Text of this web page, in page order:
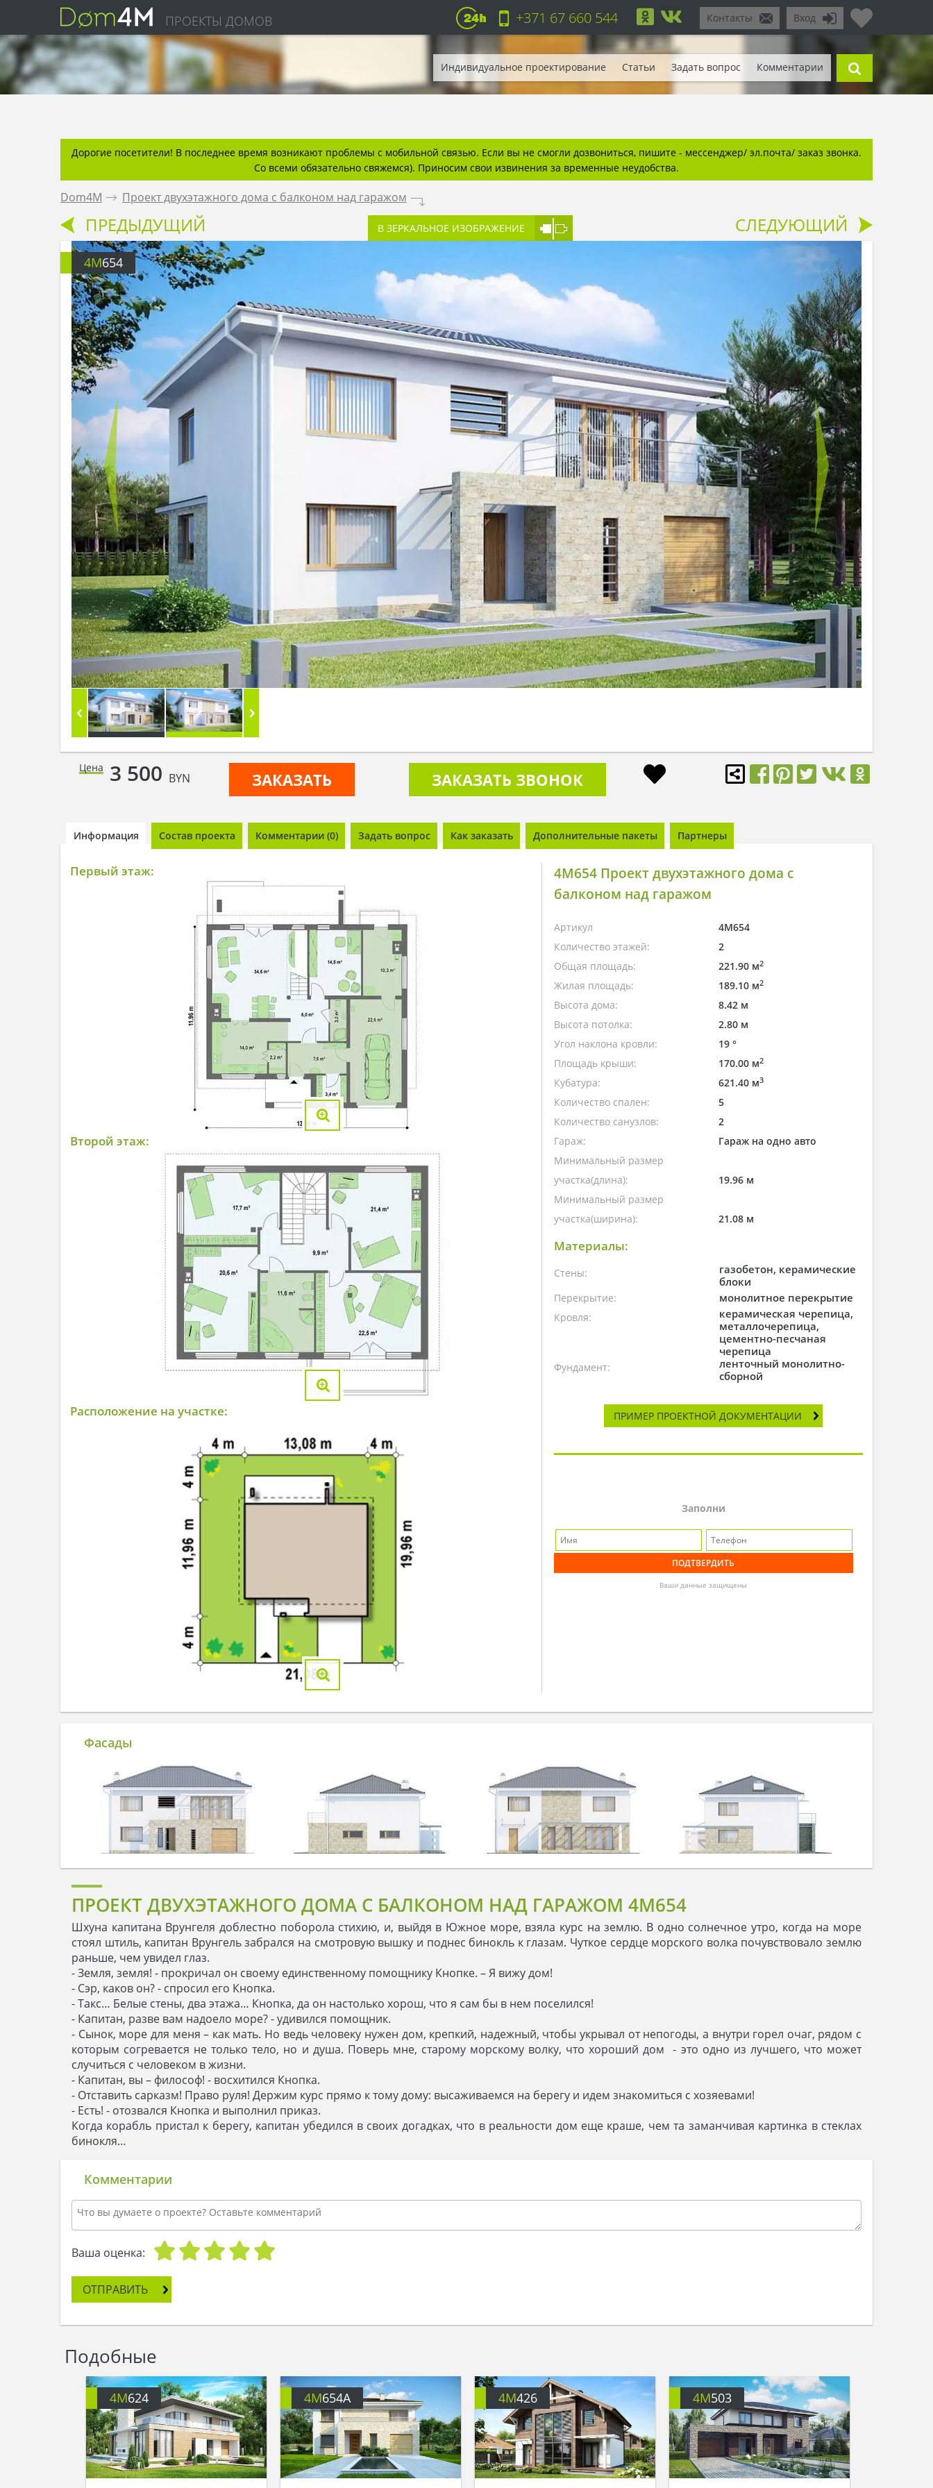
ПРОЕКТЫ ДОМОВ Вход
Контакты
+371 67 660 544
Индивидуальное проектирование Статьи Задать вопрос Комментарии
Дорогие посетители! В последнее время возникают проблемы с мобильной связью. Если вы не смогли дозвониться, пишите - мессенджер/ эл.почта/ заказ звонка.
Со всеми обязательно свяжемся). Приносим свои извинения за временные неудобства.
Dom4M . Проект двухэтажного дома с балконом над гаражом .
ПРЕДЫДУЩИЙ В ЗЕРКАЛЬНОЕ ИЗОБРАЖЕНИЕ СЛЕДУЮЩИЙ
4M654
Цена 3 500 BYN ЗАКАЗАТЬ ЗАКАЗАТЬ ЗВОНОК
Информация Состав проекта Комментарии (0) Задать вопрос Как заказать Дополнительные пакеты Партнеры
Первый этаж:
Второй этаж:
Расположение на участке:
4M654 Проект двухэтажного дома с
балконом над гаражом
Артикул
4M654
Количество этажей:
2
Общая площадь:
221.90 м2
Жилая площадь: 189.10 м2
Высота дома:
8.42 м
Высота потолка:
2.80 м
Угол наклона кровли:
19 °
Площадь крыши:
170.00 м2
Кубатура: 621.40 м3
Количество спален:
5
Количество санузлов:
2
Гараж:
Гараж на одно авто
Минимальный размер
участка(длина):
19.96 м
Минимальный размер
участка(ширина):
21.08 м
Материалы:
Стены:
газобетон, керамические
блоки
Перекрытие: монолитное перекрытие
Кровля:
керамическая черепица,
металлочерепица,
цементно-песчаная
черепица
Фундамент:
ленточный монолитно-
сборной
ПРИМЕР ПРОЕКТНОЙ ДОКУМЕНТАЦИИ
Заполни
Ваши данные защищены
Фасады
ПРОЕКТ ДВУХЭТАЖНОГО ДОМА С БАЛКОНОМ НАД ГАРАЖОМ 4M654
Шхуна капитана Врунгеля доблестно поборола стихию, и, выйдя в Южное море, взяла курс на землю. В одно солнечное утро, когда на море
стоял штиль, капитан Врунгель забрался на смотровую вышку и поднес бинокль к глазам. Чуткое сердце морского волка почувствовало землю
раньше, чем увидел глаз.
- Земля, земля! - прокричал он своему единственному помощнику Кнопке. – Я вижу дом!
- Сэр, каков он? - спросил его Кнопка.
- Такс… Белые стены, два этажа… Кнопка, да он настолько хорош, что я сам бы в нем поселился!
- Капитан, разве вам надоело море? - удивился помощник.
- Сынок, море для меня – как мать. Но ведь человеку нужен дом, крепкий, надежный, чтобы укрывал от непогоды, а внутри горел очаг, рядом с
которым согревается не только тело, но и душа. Поверь мне, старому морскому волку, что хороший дом - это одно из лучшего, что может
случиться с человеком в жизни.
- Капитан, вы – философ! - восхитился Кнопка.
- Отставить сарказм! Право руля! Держим курс прямо к тому дому: высаживаемся на берегу и идем знакомиться с хозяевами!
- Есть! - отозвался Кнопка и выполнил приказ.
Когда корабль пристал к берегу, капитан убедился в своих догадках, что в реальности дом еще краше, чем та заманчивая картинка в стеклах
бинокля…
Комментарии
Ваша оценка:
ОТПРАВИТЬ
Подобные
4M624 4M654A 4M426 4M503